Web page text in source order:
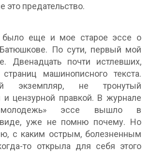
это предательство.
было еще и мое старое эссе о
Батюшкове. По сути, первый мой
Двенадцать почти истлевших,
машинописного текста.
экземпляр, не тронутый
и цензурной правкой. В журнале
молодежь» эссе вышло в
уже не помню почему. Но
с каким острым, болезненным
то открыла для себя этого